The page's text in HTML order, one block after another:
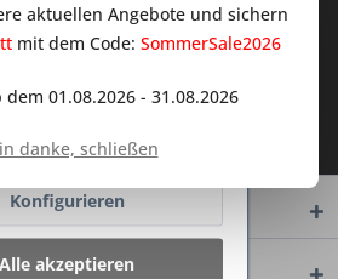
- Shop.
Datenschutzbestimmungen
aktuellen Angebote und sichern
mit dem Code: SommerSale2026
01.08.2026 - 31.08.2026
danke, schließen
vereinfachen sollen,
mit Ihrer Zustimmung
Ablehnen
Konfigurieren
Alle akzeptieren